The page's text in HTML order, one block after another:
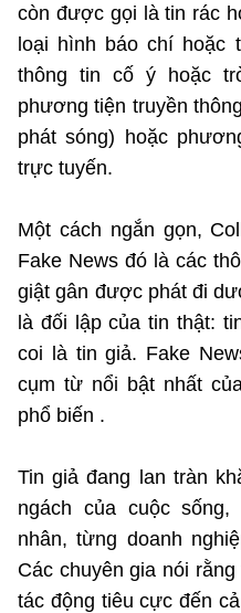
còn được gọi là tin rác
loại hình báo chí hoặc
thông tin cố ý hoặc
phương tiện truyền
phát sóng) hoặc
trực tuyến.
Một cách ngắn gọn,
Fake News đó là các
giật gân được phát đi
là đối lập của tin thật:
coi là tin giả. Fake
cụm từ nổi bật nhất
phổ biến .
Tin giả đang lan tràn
ngách của cuộc
nhân, từng doanh
Các chuyên gia nói
tác động tiêu cực đến